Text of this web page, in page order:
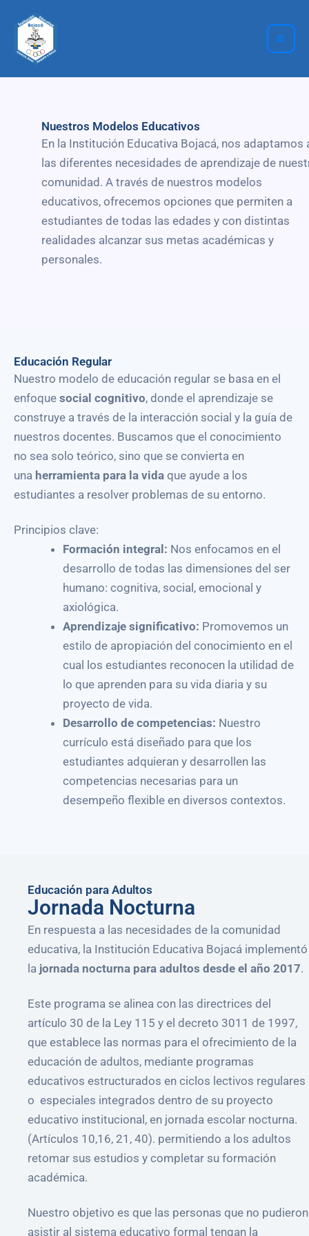
contenido
Nuestros Modelos Educativos
En la Institución Educativa Bojacá, nos adaptamos
las diferentes necesidades de aprendizaje de
comunidad. A través de nuestros modelos
educativos, ofrecemos opciones que permiten a
estudiantes de todas las edades y con distintas
realidades alcanzar sus metas académicas y
personales.
Educación Regular
Nuestro modelo de educación regular se basa en el
enfoque social cognitivo, donde el aprendizaje se
construye a través de la interacción social y la guía de
nuestros docentes. Buscamos que el conocimiento
no sea solo teórico, sino que se convierta en
una herramienta para la vida que ayude a los
estudiantes a resolver problemas de su entorno.
Principios clave:
Formación integral: Nos enfocamos en el
desarrollo de todas las dimensiones del ser
humano: cognitiva, social, emocional y
axiológica.
Aprendizaje significativo: Promovemos un
estilo de apropiación del conocimiento en el
cual los estudiantes reconocen la utilidad de
lo que aprenden para su vida diaria y su
proyecto de vida.
Desarrollo de competencias: Nuestro
currículo está diseñado para que los
estudiantes adquieran y desarrollen las
competencias necesarias para un
desempeño flexible en diversos contextos.
Educación para Adultos
Jornada Nocturna
En respuesta a las necesidades de la comunidad
educativa, la Institución Educativa Bojacá implementó
la jornada nocturna para adultos desde el año 2017.
Este programa se alinea con las directrices del
artículo 30 de la Ley 115 y el decreto 3011 de 1997,
que establece las normas para el ofrecimiento de la
educación de adultos, mediante programas
educativos estructurados en ciclos lectivos regulares
o especiales integrados dentro de su proyecto
educativo institucional, en jornada escolar nocturna.
(Artículos 10,16, 21, 40). permitiendo a los adultos
retomar sus estudios y completar su formación
académica.
Nuestro objetivo es que las personas que no pudieron
asistir al sistema educativo formal tengan la